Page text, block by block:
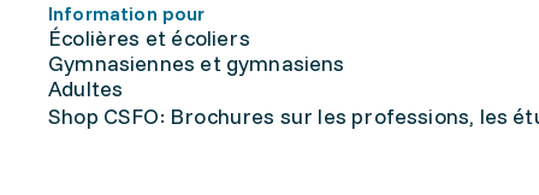
Information pour
Écolières et écoliers
Gymnasiennes et gymnasiens
Adultes
Shop CSFO: Brochures sur les professions, les